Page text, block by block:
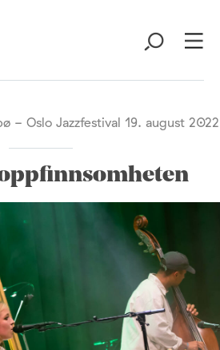
- Oslo Jazzfestival 19. august 2022